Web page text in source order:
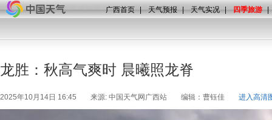
广西首页 | 天气预报 | 天气实况 | 四季旅游 |
龙胜：秋高气爽时 晨曦照龙脊
2025年10月14日 16:45 来源: 中国天气网广西站 编辑：曹钰佳 进入高清